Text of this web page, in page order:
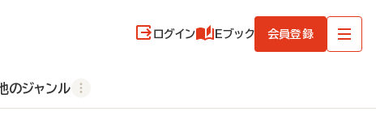
ログイン Eブック 会員登録
のジャンル